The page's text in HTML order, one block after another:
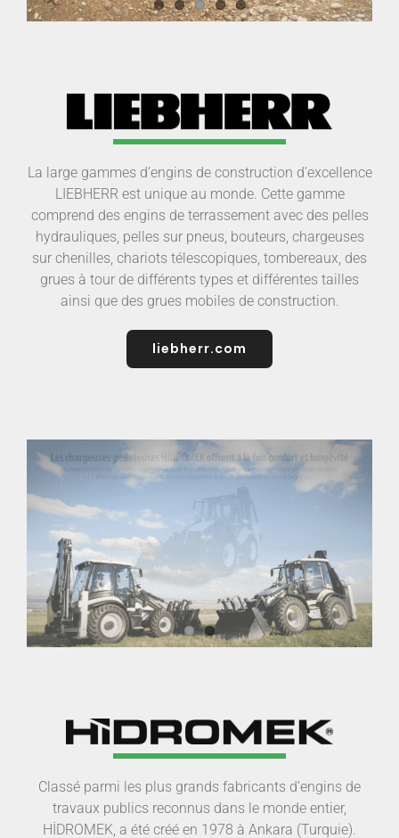
La large gammes d’engins de construction d’excellence
LIEBHERR est unique au monde. Cette gamme
comprend des engins de terrassement avec des pelles
hydrauliques, pelles sur pneus, bouteurs, chargeuses
sur chenilles, chariots télescopiques, tombereaux, des
grues à tour de différents types et différentes tailles
ainsi que des grues mobiles de construction.
liebherr.com
Classé parmi les plus grands fabricants d’engins de
travaux publics reconnus dans le monde entier,